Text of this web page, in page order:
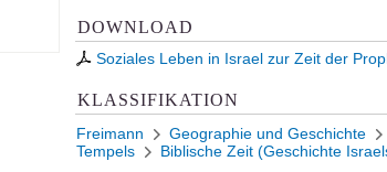
DOWNLOAD
Soziales Leben in Israel zur Zeit der
KLASSIFIKATION
Freimann Geographie und Geschichte
Tempels
Biblische Zeit (Geschichte